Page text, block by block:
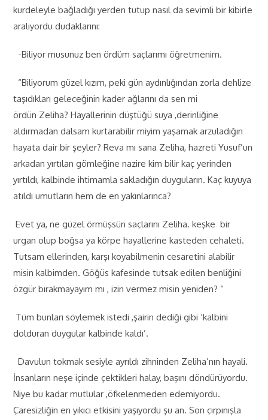
kurdeleyle bağladığı yerden tutup nasıl da sevimli bir kibirle
aralıyordu dudaklarını:
-Biliyor musunuz ben ördüm saçlarımı öğretmenim.
“Biliyorum güzel kızım, peki gün aydınlığından zorla dehlize
taşıdıkları geleceğinin kader ağlarını da sen mi
ördün Zeliha? Hayallerinin düştüğü suya ,derinliğine
aldırmadan dalsam kurtarabilir miyim yaşamak arzuladığın
hayata dair bir şeyler? Reva mı sana Zeliha, hazreti Yusuf’un
arkadan yırtılan gömleğine nazire kim bilir kaç yerinden
yırtıldı, kalbinde ihtimamla sakladığın duyguların. Kaç kuyuya
atıldı umutların hem de en yakınlarınca?
Evet ya, ne güzel örmüşsün saçlarını Zeliha. keşke bir
urgan olup boğsa ya körpe hayallerine kasteden cehaleti.
Tutsam ellerinden, karşı koyabilmenin cesaretini alabilir
misin kalbimden. Göğüs kafesinde tutsak edilen benliğini
özgür bırakmayayım mı , izin vermez misin yeniden? “
Tüm bunları söylemek istedi ,şairin dediği gibi ‘kalbini
dolduran duygular kalbinde kaldı’.
Davulun tokmak sesiyle ayrıldı zihninden Zeliha’nın hayali.
İnsanların neşe içinde çektikleri halay, başını döndürüyordu.
Niye bu kadar mutlular ,öfkelenmeden edemiyordu.
Çaresizliğin en yıkıcı etkisini yaşıyordu şu an. Son çırpınışla